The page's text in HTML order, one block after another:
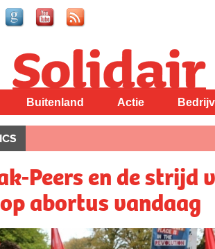
Buitenland Actie
Peers en de strijd
abortus vandaag